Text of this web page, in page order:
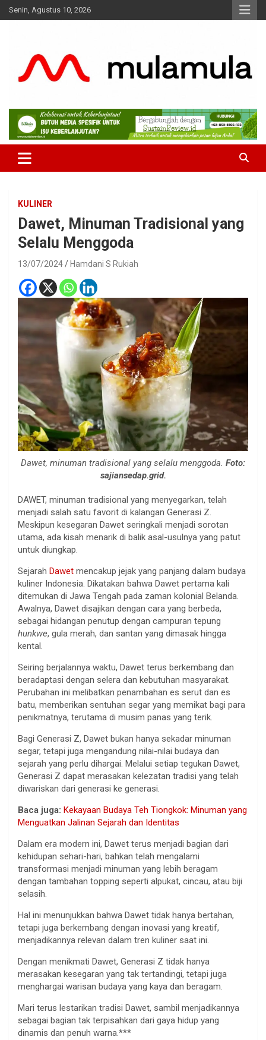
Skip
to
Senin, Agustus 10, 2026
MulaMula
Medianya para Gen Z
KULINER
Dawet, Minuman Tradisional yang
Selalu Menggoda
13/07/2024 Hamdani S Rukiah
Dawet, minuman tradisional yang selalu menggoda. Foto:
sajiansedap.grid.
DAWET, minuman tradisional yang menyegarkan, telah
menjadi salah satu favorit di kalangan Generasi Z.
Meskipun kesegaran Dawet seringkali menjadi sorotan
utama, ada kisah menarik di balik asal-usulnya yang patut
untuk diungkap.
Sejarah Dawet mencakup jejak yang panjang dalam budaya
kuliner Indonesia. Dikatakan bahwa Dawet pertama kali
ditemukan di Jawa Tengah pada zaman kolonial Belanda.
Awalnya, Dawet disajikan dengan cara yang berbeda,
sebagai hidangan penutup dengan campuran tepung
hunkwe, gula merah, dan santan yang dimasak hingga
kental.
Seiring berjalannya waktu, Dawet terus berkembang dan
beradaptasi dengan selera dan kebutuhan masyarakat.
Perubahan ini melibatkan penambahan es serut dan es
batu, memberikan sentuhan segar yang memikat bagi para
penikmatnya, terutama di musim panas yang terik.
Bagi Generasi Z, Dawet bukan hanya sekadar minuman
segar, tetapi juga mengandung nilai-nilai budaya dan
sejarah yang perlu dihargai. Melalui setiap tegukan Dawet,
Generasi Z dapat merasakan kelezatan tradisi yang telah
diwariskan dari generasi ke generasi.
Baca juga: Kekayaan Budaya Teh Tiongkok: Minuman yang
Menguatkan Jalinan Sejarah dan Identitas
Dalam era modern ini, Dawet terus menjadi bagian dari
kehidupan sehari-hari, bahkan telah mengalami
transformasi menjadi minuman yang lebih beragam
dengan tambahan topping seperti alpukat, cincau, atau biji
selasih.
Hal ini menunjukkan bahwa Dawet tidak hanya bertahan,
tetapi juga berkembang dengan inovasi yang kreatif,
menjadikannya relevan dalam tren kuliner saat ini.
Dengan menikmati Dawet, Generasi Z tidak hanya
merasakan kesegaran yang tak tertandingi, tetapi juga
menghargai warisan budaya yang kaya dan beragam.
Mari terus lestarikan tradisi Dawet, sambil menjadikannya
sebagai bagian tak terpisahkan dari gaya hidup yang
dinamis dan penuh warna.***